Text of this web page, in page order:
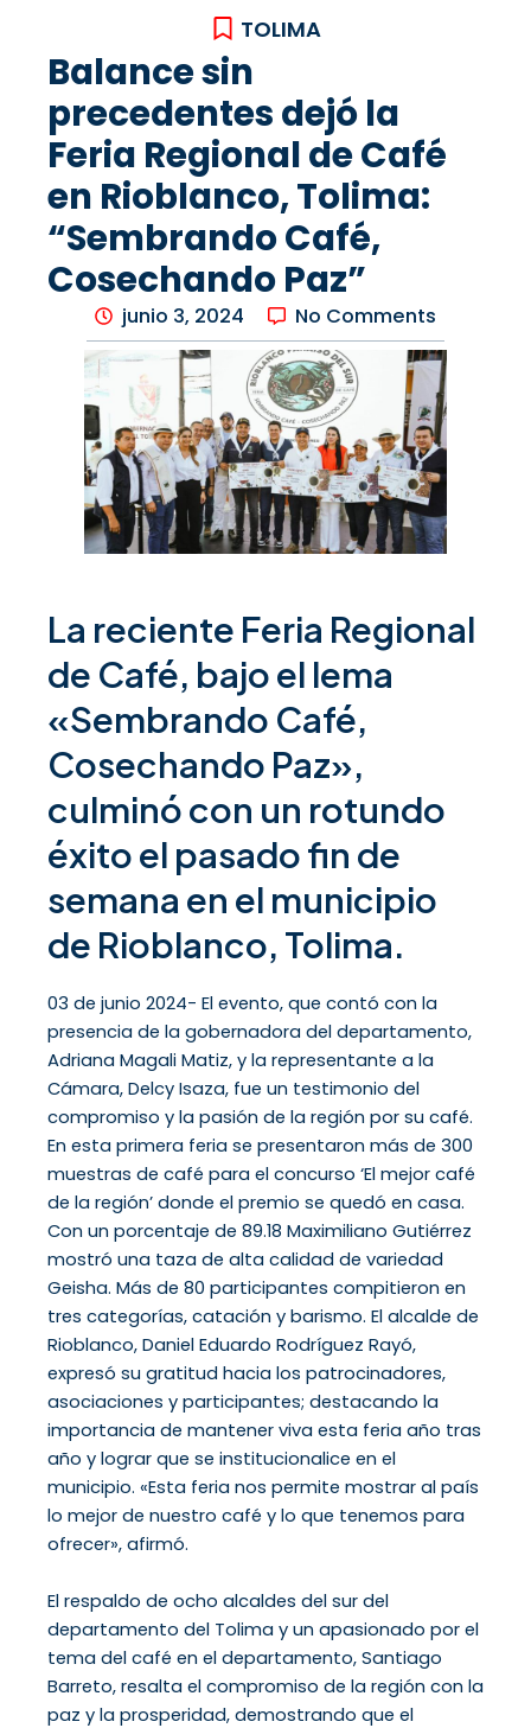
TOLIMA
Balance sin
precedentes dejó la
Feria Regional de Café
en Rioblanco, Tolima:
“Sembrando Café,
Cosechando Paz”
junio 3, 2024 No Comments
La reciente Feria Regional
de Café, bajo el lema
«Sembrando Café,
Cosechando Paz»,
culminó con un rotundo
éxito el pasado fin de
semana en el municipio
de Rioblanco, Tolima.
03 de junio 2024- El evento, que contó con la
presencia de la gobernadora del departamento,
Adriana Magali Matiz, y la representante a la
Cámara, Delcy Isaza, fue un testimonio del
compromiso y la pasión de la región por su café.
En esta primera feria se presentaron más de 300
muestras de café para el concurso ‘El mejor café
de la región’ donde el premio se quedó en casa.
Con un porcentaje de 89.18 Maximiliano Gutiérrez
mostró una taza de alta calidad de variedad
Geisha. Más de 80 participantes compitieron en
tres categorías, catación y barismo. El alcalde de
Rioblanco, Daniel Eduardo Rodríguez Rayó,
expresó su gratitud hacia los patrocinadores,
asociaciones y participantes; destacando la
importancia de mantener viva esta feria año tras
año y lograr que se institucionalice en el
municipio. «Esta feria nos permite mostrar al país
lo mejor de nuestro café y lo que tenemos para
ofrecer», afirmó.
El respaldo de ocho alcaldes del sur del
departamento del Tolima y un apasionado por el
tema del café en el departamento, Santiago
Barreto, resalta el compromiso de la región con la
paz y la prosperidad, demostrando que el